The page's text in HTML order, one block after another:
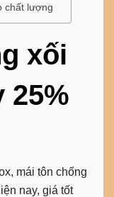
chất lượng
xối
25%
mái tôn chống
nay, giá tốt